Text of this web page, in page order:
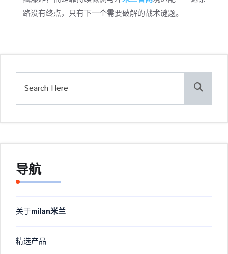
路没有终点，只有下一个需要破解的战术谜题。
导航
关于milan米兰
精选产品